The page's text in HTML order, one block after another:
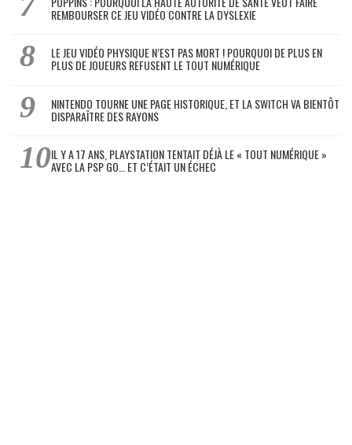
REMBOURSER CE JEU VIDÉO CONTRE LA DYSLEXIE
LE JEU VIDÉO PHYSIQUE N’EST PAS MORT ! POURQUOI DE PLUS EN
PLUS DE JOUEURS REFUSENT LE TOUT NUMÉRIQUE
NINTENDO TOURNE UNE PAGE HISTORIQUE, ET LA SWITCH VA BIENTÔT
DISPARAÎTRE DES RAYONS
IL Y A 17 ANS, PLAYSTATION TENTAIT DÉJÀ LE « TOUT NUMÉRIQUE »
AVEC LA PSP GO… ET C’ÉTAIT UN ÉCHEC